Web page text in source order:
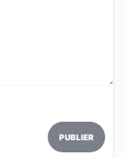
PUBLIER